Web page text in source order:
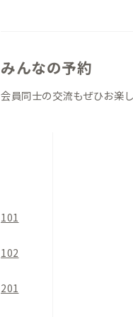
で使いやすく、本格的な
す。
みんなの予約
会員同士の交流もぜひお楽
101
102
201